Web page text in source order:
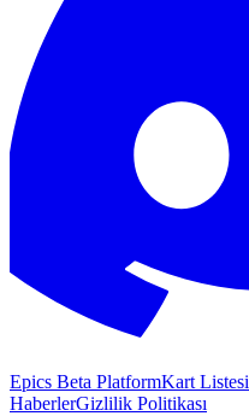
Epics Beta PlatformKart Listesi
HaberlerGizlilik Politikası